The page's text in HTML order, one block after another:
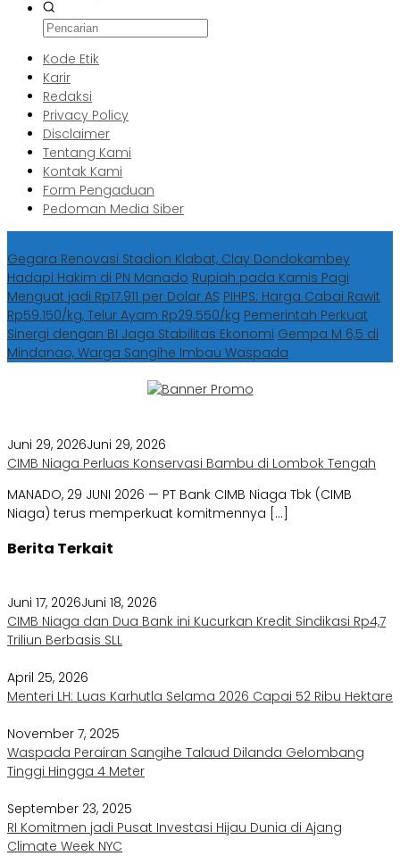
Kode Etik
Karir
Redaksi
Privacy Policy
Disclaimer
Tentang Kami
Kontak Kami
Form Pengaduan
Pedoman Media Siber
Gegara Renovasi Stadion Klabat, Clay Dondokambey
Hadapi Hakim di PN Manado Rupiah pada Kamis Pagi
Menguat jadi Rp17.911 per Dolar AS PIHPS: Harga Cabai Rawit
Rp59.150/kg, Telur Ayam Rp29.550/kg Pemerintah Perkuat
Sinergi dengan BI Jaga Stabilitas Ekonomi Gempa M 6,5 di
Mindanao, Warga Sangihe Imbau Waspada
Juni 29, 2026Juni 29, 2026
CIMB Niaga Perluas Konservasi Bambu di Lombok Tengah
MANADO, 29 JUNI 2026 — PT Bank CIMB Niaga Tbk (CIMB
Niaga) terus memperkuat komitmennya […]
Berita Terkait
Juni 17, 2026Juni 18, 2026
CIMB Niaga dan Dua Bank ini Kucurkan Kredit Sindikasi Rp4,7
Triliun Berbasis SLL
April 25, 2026
Menteri LH: Luas Karhutla Selama 2026 Capai 52 Ribu Hektare
November 7, 2025
Waspada Perairan Sangihe Talaud Dilanda Gelombang
Tinggi Hingga 4 Meter
September 23, 2025
RI Komitmen jadi Pusat Investasi Hijau Dunia di Ajang
Climate Week NYC